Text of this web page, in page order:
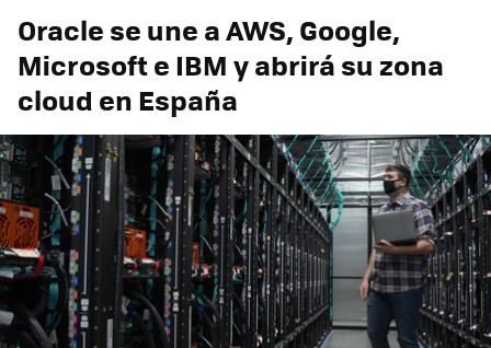
Oracle se une a AWS, Google,
Microsoft e IBM y abrirá su zona
cloud en España